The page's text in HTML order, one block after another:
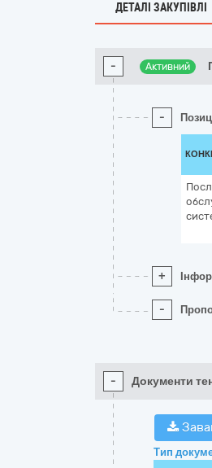
ДЕТАЛІ ЗАКУПІВЛІ
- Активний
-
+
-
- Документи
Тип